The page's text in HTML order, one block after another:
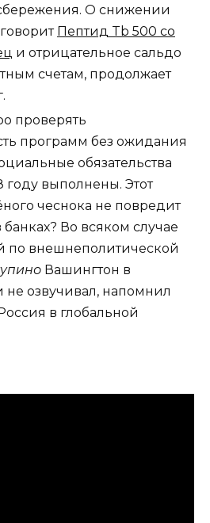
О снижении
Пептид Tb 500 со
и отрицательное сальдо
счетам, продолжает
проверять
программ без ожидания
обязательства
году выполнены. Этот
чеснока не повредит
Во всяком случае
по внешнеполитической
Вашингтон в
озвучивал, напомнил
в глобальной